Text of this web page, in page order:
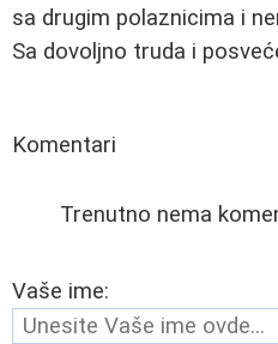
sa drugim polaznicima i
Sa dovoljno truda i
Komentari
Trenutno nema
Vaše ime: